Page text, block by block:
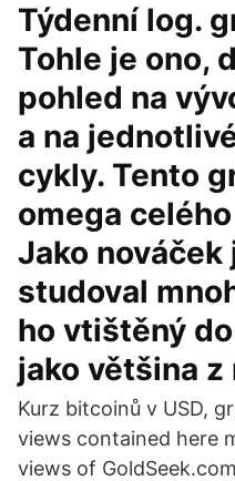
Týdenní log.
Tohle je ono,
pohled na
a na
cykly. Tento
omega
Jako nováček
studoval
ho vtištěný
jako většina z
Kurz bitcoinů v USD,
views contained here
views of